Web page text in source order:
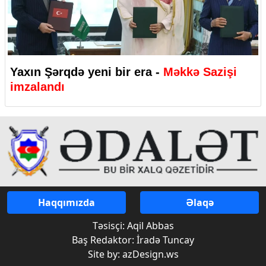
Yaxın Şərqdə yeni bir era - Məkkə Sazişi
imzalandı
Haqqımızda
Əlaqə
Təsisçi: Aqil Abbas
Baş Redaktor: İradə Tuncay
Site by: azDesign.ws